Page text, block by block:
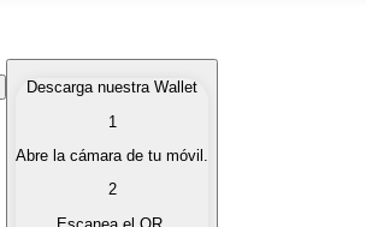
con diferentes métodos de pago.
de forma rápida y segura.
Descarga nuestra Wallet
1
Abre la cámara de tu móvil.
2